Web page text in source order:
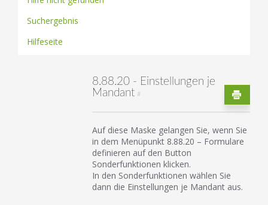
Suchergebnis
Hilfeseite
8.88.20 - Einstellungen je
Mandant #
Auf diese Maske gelangen Sie, wenn Sie
in dem Menüpunkt 8.88.20 – Formulare
definieren auf den Button
Sonderfunktionen klicken.
In den Sonderfunktionen wählen Sie
dann die Einstellungen je Mandant aus.